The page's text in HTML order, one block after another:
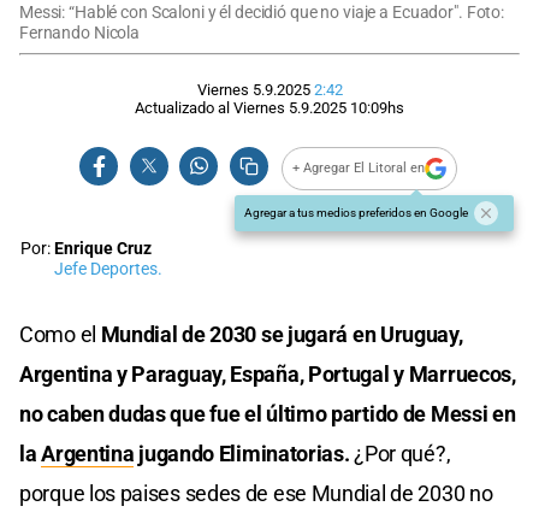
Messi: “Hablé con Scaloni y él decidió que no viaje a Ecuador". Foto:
Fernando Nicola
Viernes 5.9.2025 2:42
Actualizado al Viernes 5.9.2025 10:09hs
+ Agregar El Litoral en
Agregar a tus medios preferidos en Google
Por:Enrique Cruz
Jefe Deportes.
Como el Mundial de 2030 se jugará en Uruguay,
Argentina y Paraguay, España, Portugal y Marruecos,
no caben dudas que fue el último partido de Messi en
laArgentina jugando Eliminatorias.¿Por qué?,
porque los paises sedes de ese Mundial de 2030 no